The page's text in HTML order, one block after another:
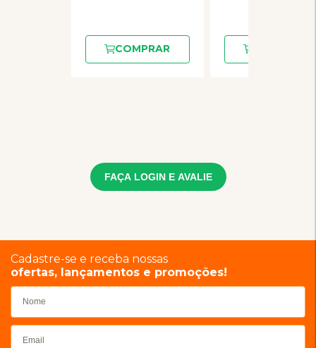
COMPRAR
FAÇA LOGIN E AVALIE
Cadastre-se e receba nossas
ofertas, lançamentos e promoções!